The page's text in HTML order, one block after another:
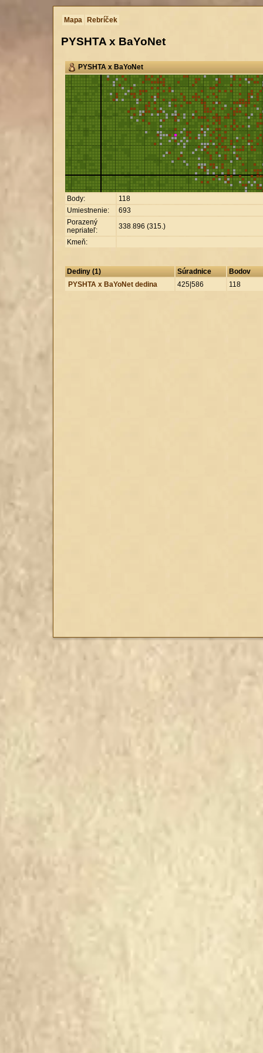
Mapa Rebríček
PYSHTA x BaYoNet
PYSHTA x BaYoNet
Body:
118
Umiestnenie:
693
Porazený
nepriateľ:
338.896 (315.)
Kmeň:
Dediny (1) Súradnice
Bodov
PYSHTA x BaYoNet dedina
425|586 118